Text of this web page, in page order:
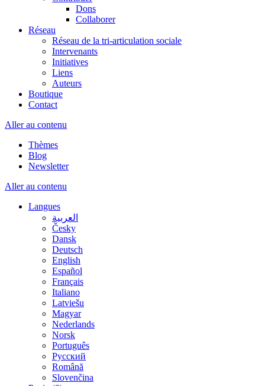
Dons
Collaborer
Réseau
Réseau de la tri-articulation sociale
Intervenants
Initiatives
Liens
Auteurs
Boutique
Contact
Aller au contenu
Thèmes
Blog
Newsletter
Aller au contenu
Langues
العربية
Česky
Dansk
Deutsch
English
Español
Français
Italiano
Latviešu
Magyar
Nederlands
Norsk
Português
Русский
Română
Slovenčina